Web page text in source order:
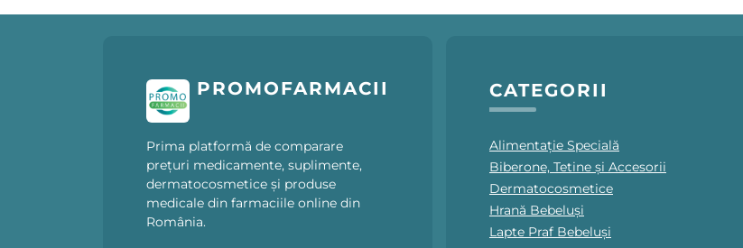
PROMOFARMACII
Prima platformă de comparare
prețuri medicamente, suplimente,
dermatocosmetice și produse
medicale din farmaciile online din
România.
CATEGORII
Alimentație Specială
Biberone, Tetine și Accesorii
Dermatocosmetice
Hrană Bebeluși
Lapte Praf Bebeluși